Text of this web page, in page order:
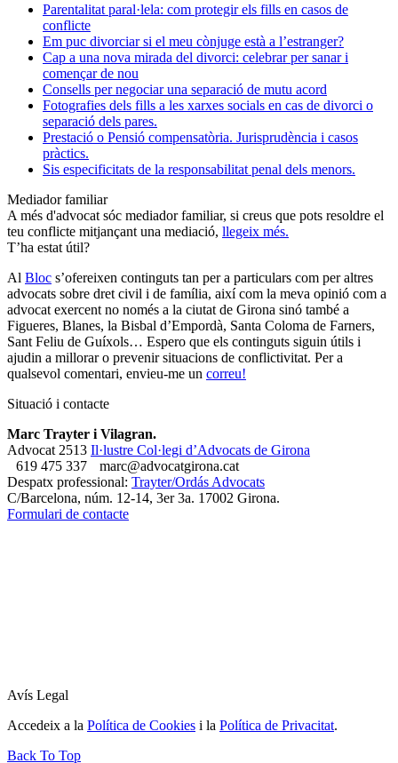
Parentalitat paral·lela: com protegir els fills en casos de
conflicte
Em puc divorciar si el meu cònjuge està a l’estranger?
Cap a una nova mirada del divorci: celebrar per sanar i
començar de nou
Consells per negociar una separació de mutu acord
Fotografies dels fills a les xarxes socials en cas de divorci o
separació dels pares.
Prestació o Pensió compensatòria. Jurisprudència i casos
pràctics.
Sis especificitats de la responsabilitat penal dels menors.
Mediador familiar
A més d'advocat sóc mediador familiar, si creus que pots resoldre el
teu conflicte mitjançant una mediació, llegeix més.
T’ha estat útil?
Al Bloc s’ofereixen continguts tan per a particulars com per altres
advocats sobre dret civil i de família, així com la meva opinió com a
advocat exercent no només a la ciutat de Girona sinó també a
Figueres, Blanes, la Bisbal d’Empordà, Santa Coloma de Farners,
Sant Feliu de Guíxols… Espero que els continguts siguin útils i
ajudin a millorar o prevenir situacions de conflictivitat. Per a
qualsevol comentari, envieu-me un correu!
Situació i contacte
Marc Trayter i Vilagran.
Advocat 2513 Il·lustre Col·legi d’Advocats de Girona
619 475 337
marc@advocatgirona.cat
Despatx professional: Trayter/Ordás Advocats
C/Barcelona, núm. 12-14, 3er 3a. 17002 Girona.
Formulari de contacte
Avís Legal
Accedeix a la Política de Cookies i la Política de Privacitat.
Back To Top